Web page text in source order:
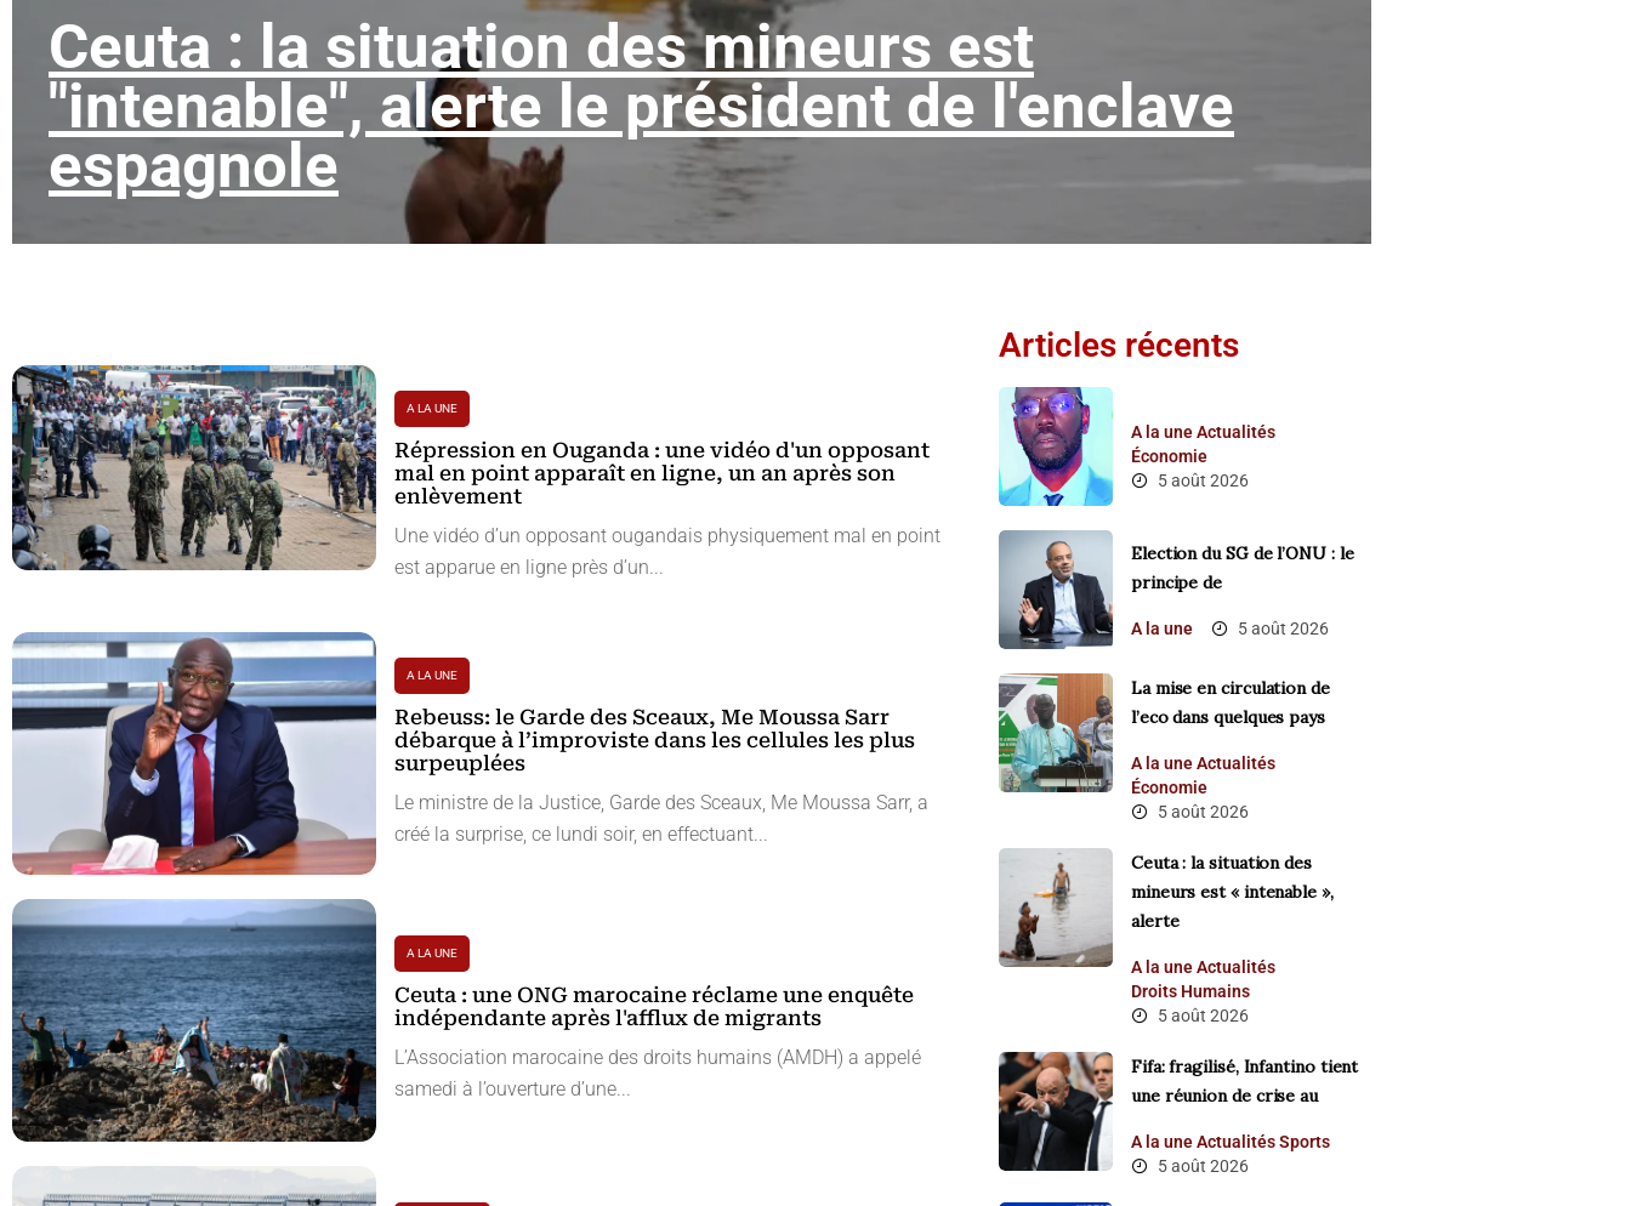
Ceuta : la situation des mineurs est
"intenable", alerte le président de l'enclave
espagnole
A LA UNE
Répression en Ouganda : une vidéo d'un opposant
mal en point apparaît en ligne, un an après son
enlèvement
Une vidéo d’un opposant ougandais physiquement mal en point
est apparue en ligne près d’un...
A LA UNE
Rebeuss: le Garde des Sceaux, Me Moussa Sarr
débarque à l’improviste dans les cellules les plus
surpeuplées
Le ministre de la Justice, Garde des Sceaux, Me Moussa Sarr, a
créé la surprise, ce lundi soir, en effectuant...
A LA UNE
Ceuta : une ONG marocaine réclame une enquête
indépendante après l'afflux de migrants
L’Association marocaine des droits humains (AMDH) a appelé
samedi à l’ouverture d’une...
Articles récents
A la uneActualités
Économie
5 août 2026
Election du SG de l’ONU : le
principe de
A la une 5 août 2026
La mise en circulation de
l’eco dans quelques pays
A la uneActualités
Économie
5 août 2026
Ceuta : la situation des
mineurs est « intenable »,
alerte
A la uneActualités
Droits Humains
5 août 2026
Fifa: fragilisé, Infantino tient
une réunion de crise au
A la uneActualités Sports
5 août 2026